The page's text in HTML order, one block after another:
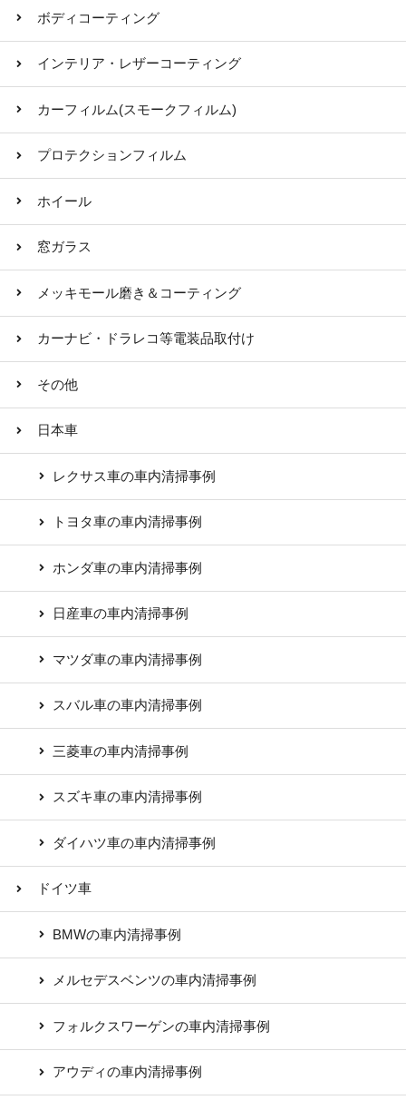
ボディコーティング
インテリア・レザーコーティング
カーフィルム(スモークフィルム)
プロテクションフィルム
ホイール
窓ガラス
メッキモール磨き＆コーティング
カーナビ・ドラレコ等電装品取付け
その他
日本車
レクサス車の車内清掃事例
トヨタ車の車内清掃事例
ホンダ車の車内清掃事例
日産車の車内清掃事例
マツダ車の車内清掃事例
スバル車の車内清掃事例
三菱車の車内清掃事例
スズキ車の車内清掃事例
ダイハツ車の車内清掃事例
ドイツ車
BMWの車内清掃事例
メルセデスベンツの車内清掃事例
フォルクスワーゲンの車内清掃事例
アウディの車内清掃事例